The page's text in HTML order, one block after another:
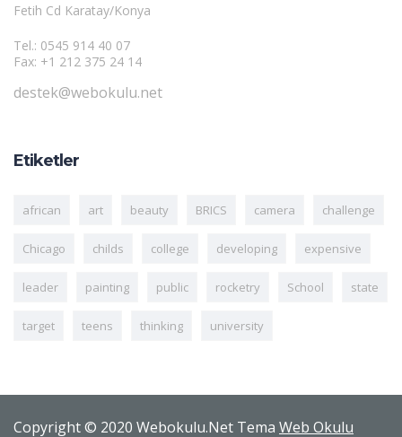
Fetih Cd Karatay/Konya
Tel.: 0545 914 40 07
Fax: +1 212 375 24 14
destek@webokulu.net
Etiketler
african art beauty BRICS camera challenge
Chicago childs college developing expensive
leader painting public rocketry School state
target teens thinking university
Copyright © 2020 Webokulu.Net Tema Web Okulu